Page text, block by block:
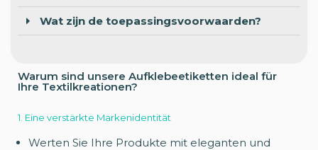
Wat zijn de toepassingsvoorwaarden?
Warum sind unsere Aufklebeetiketten ideal für
Ihre Textilkreationen?
1. Eine verstärkte Markenidentität
Werten Sie Ihre Produkte mit eleganten und